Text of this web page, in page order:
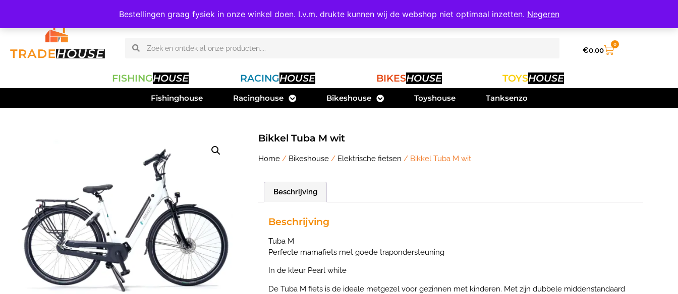
Bestellingen graag fysiek in onze winkel doen. I.v.m. drukte kunnen wij de webshop niet optimaal inzetten. Negeren
€0.00
0
FISHINGHOUSE RACINGHOUSE BIKESHOUSE TOYSHOUSE
Fishinghouse Racinghouse Bikeshouse Toyshouse Tanksenzo
Bikkel Tuba M wit
Home / Bikeshouse / Elektrische fietsen / Bikkel Tuba M wit
Beschrijving
Beschrijving
Tuba M
Perfecte mamafiets met goede trapondersteuning
In de kleur Pearl white
De Tuba M fiets is de ideale metgezel voor gezinnen met kinderen. Met zijn dubbele middenstandaard